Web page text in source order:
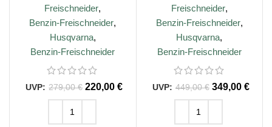
Freischneider,
Benzin-Freischneider,
Husqvarna,
Benzin-Freischneider
279,00€ 220,00€
Freischneider,
Benzin-Freischneider,
Husqvarna,
Benzin-Freischneider
449,00€ 349,00 €